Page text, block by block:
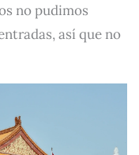
no pudimos
así que no